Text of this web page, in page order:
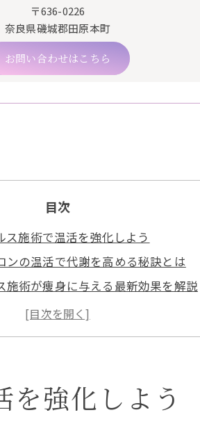
〒636-0226
奈良県磯城郡田原本町
お問い合わせはこちら
目次
ス施術で温活を強化しよう
ンの温活で代謝を高める秘訣とは
施術が痩身に与える最新効果を解説
テサロンで注目の温活メニューとは
悩みに温活と電磁パルスの相乗効果
の痩身温活メニュー解説
と温活メニューの組み合わせ効果
強化しよう